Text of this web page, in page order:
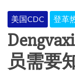
美国CDC 登革
员需要